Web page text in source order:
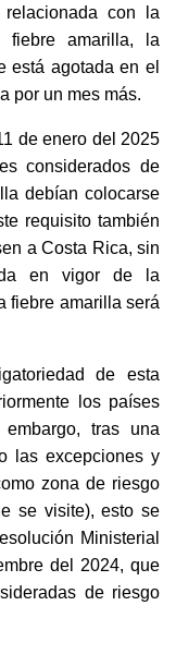
con la
fiebre amarilla, la
está agotada en el
por un mes más.
de enero del 2025
considerados de
debían colocarse
requisito también
a Costa Rica, sin
en vigor de la
fiebre amarilla será
de esta
los países
tras una
las excepciones y
zona de riesgo
se visite), esto se
Ministerial
del 2024, que
de riesgo